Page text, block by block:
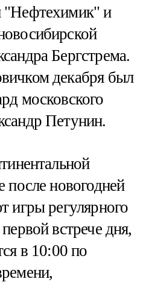
"Нефтехимик" и
Бергстрема.
декабря был
московского
Петунин.
после новогодней
игры регулярного
встрече дня,
в 10:00 по